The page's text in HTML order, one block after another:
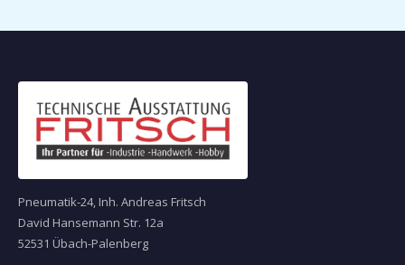
Pneumatik-24, Inh. Andreas Fritsch
David Hansemann Str. 12a
52531 Übach-Palenberg